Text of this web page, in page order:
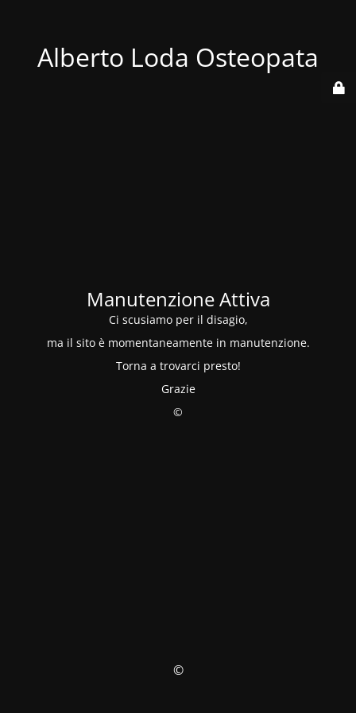
Alberto Loda Osteopata
Manutenzione Attiva
Ci scusiamo per il disagio,
ma il sito è momentaneamente in manutenzione.
Torna a trovarci presto!
Grazie
©
©